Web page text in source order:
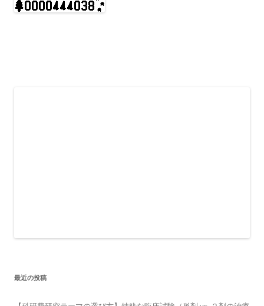
最近の投稿